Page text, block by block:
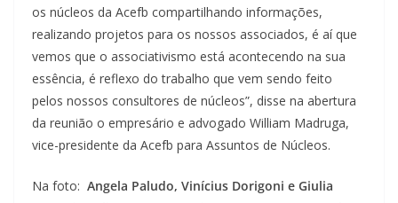
os núcleos da Acefb compartilhando informações,
realizando projetos para os nossos associados, é aí que
vemos que o associativismo está acontecendo na sua
essência, é reflexo do trabalho que vem sendo feito
pelos nossos consultores de núcleos”, disse na abertura
da reunião o empresário e advogado William Madruga,
vice-presidente da Acefb para Assuntos de Núcleos.
Na foto: Angela Paludo, Vinícius Dorigoni e Giulia